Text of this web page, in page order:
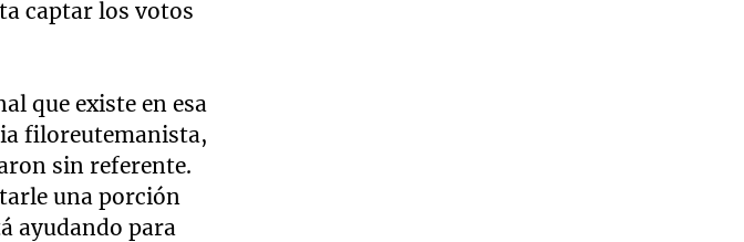
captar los votos
que existe en esa
filoreutemanista,
sin referente.
una porción
ayudando para